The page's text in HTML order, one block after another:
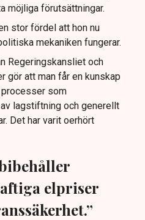
möjliga förutsättningar.
stor fördel att hon nu
mekaniken fungerar.
Regeringskansliet och
gör att man får en kunskap
som
lagstiftning och generellt
Det har varit oerhört
elpriser